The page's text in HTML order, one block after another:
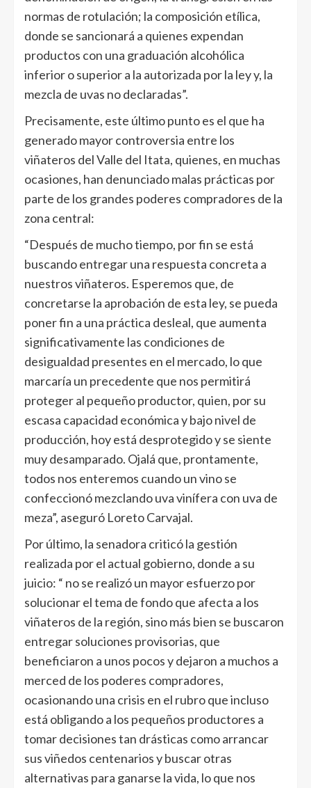
normas de rotulación; la composición etílica,
donde se sancionará a quienes expendan
productos con una graduación alcohólica
inferior o superior a la autorizada por la ley y, la
mezcla de uvas no declaradas”.
Precisamente, este último punto es el que ha
generado mayor controversia entre los
viñateros del Valle del Itata, quienes, en muchas
ocasiones, han denunciado malas prácticas por
parte de los grandes poderes compradores de la
zona central:
“Después de mucho tiempo, por fin se está
buscando entregar una respuesta concreta a
nuestros viñateros. Esperemos que, de
concretarse la aprobación de esta ley, se pueda
poner fin a una práctica desleal, que aumenta
significativamente las condiciones de
desigualdad presentes en el mercado, lo que
marcaría un precedente que nos permitirá
proteger al pequeño productor, quien, por su
escasa capacidad económica y bajo nivel de
producción, hoy está desprotegido y se siente
muy desamparado. Ojalá que, prontamente,
todos nos enteremos cuando un vino se
confeccionó mezclando uva vinífera con uva de
meza”, aseguró Loreto Carvajal.
Por último, la senadora criticó la gestión
realizada por el actual gobierno, donde a su
juicio: “ no se realizó un mayor esfuerzo por
solucionar el tema de fondo que afecta a los
viñateros de la región, sino más bien se buscaron
entregar soluciones provisorias, que
beneficiaron a unos pocos y dejaron a muchos a
merced de los poderes compradores,
ocasionando una crisis en el rubro que incluso
está obligando a los pequeños productores a
tomar decisiones tan drásticas como arrancar
sus viñedos centenarios y buscar otras
alternativas para ganarse la vida, lo que nos